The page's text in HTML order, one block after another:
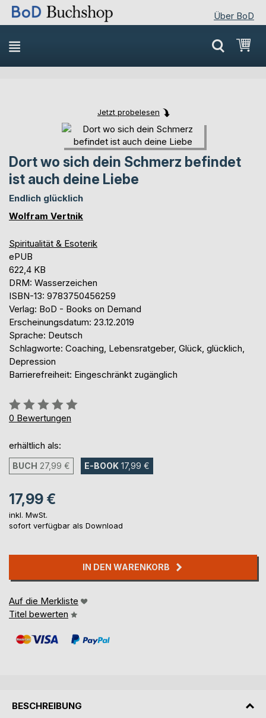
Über BoD
Direkt
zum
Inhalt
Jetzt probelesen
Skip
to
the
end
of
Skip
to
the
beginning
of
Dort wo sich dein Schmerz befindet
ist auch deine Liebe
Endlich glücklich
Wolfram Vertnik
Spiritualität & Esoterik
ePUB
622,4 KB
DRM: Wasserzeichen
ISBN-13: 9783750456259
Verlag: BoD - Books on Demand
Erscheinungsdatum: 23.12.2019
Sprache: Deutsch
Schlagworte: Coaching, Lebensratgeber, Glück, glücklich,
Depression
Barrierefreiheit: Eingeschränkt zugänglich
Bewertung::
0%
0 Bewertungen
erhältlich als:
BUCH 27,99 € E-BOOK 17,99 €
17,99 €
inkl. MwSt.
sofort verfügbar als Download
IN DEN WARENKORB
Auf die Merkliste
Titel bewerten
BESCHREIBUNG